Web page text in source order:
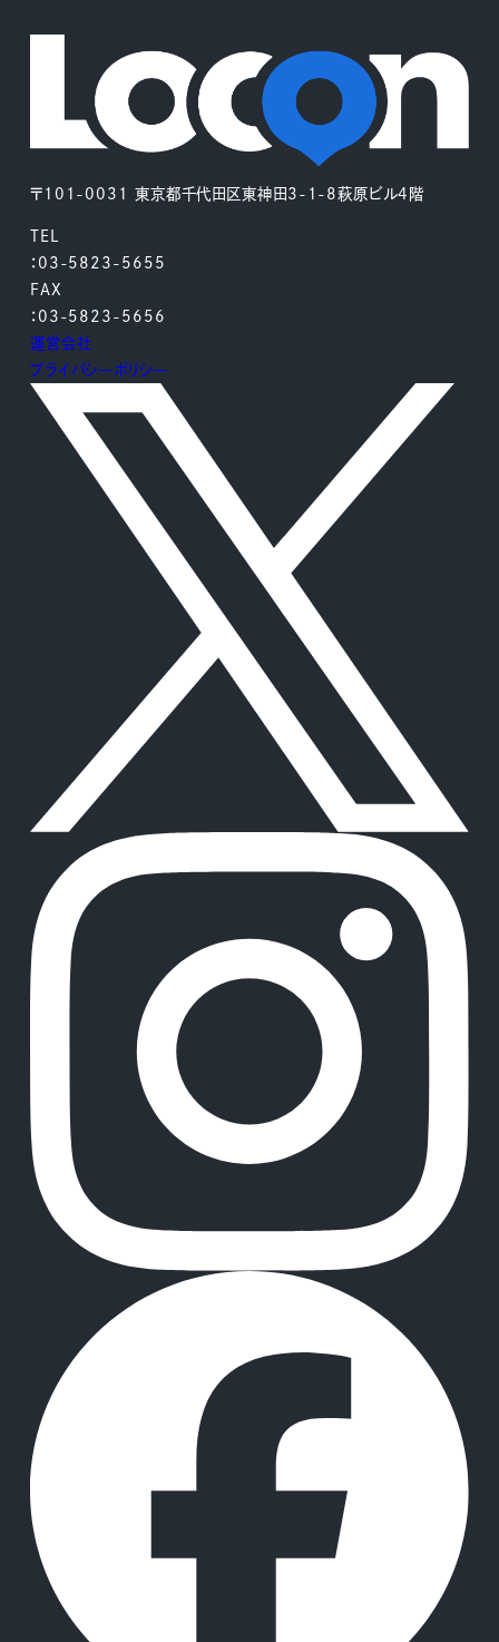
〒101-0031 東京都千代田区東神田3-1-8萩原ビル4階
TEL
：03-5823-5655
FAX
：03-5823-5656
運営会社
プライバシーポリシー